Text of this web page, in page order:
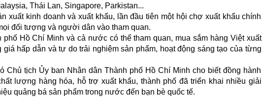
Thái Lan, Singapore, Parkistan...
xuất kinh doanh và xuất khẩu, lần đầu tiên một hội chợ xuất khẩu chính
đối tượng và người dân vào tham quan.
Hồ Chí Minh và cả nước có thể tham quan, mua sắm hàng Việt xuất
hấp dẫn và tự do trải nghiệm sản phẩm, hoạt động sáng tạo của từng
Chủ tịch Ủy ban Nhân dân Thành phố Hồ Chí Minh cho biết đồng hành
lượng hàng hóa, hỗ trợ xuất khẩu, thành phố đã triển khai nhiều giải
quảng bá sản phẩm trong nước đến bạn bè quốc tế.